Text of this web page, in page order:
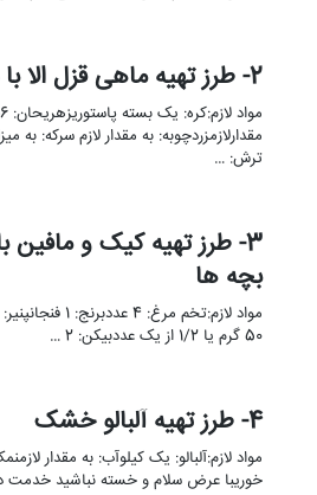
2- طرز تهیه ماهی قزل الا با مارچوبه
ترش: …
3- طرز تهیه کیک و مافین
بچه ها
50 گرم یا 1/2 از یک عددبیکن: 2 …
4- طرز تهیه آلبالو خشک
مواد لازم:آلبالو: یک کیلوآب: به مقدار
خوریبا عرض سلام و خسته نباشید خدمت